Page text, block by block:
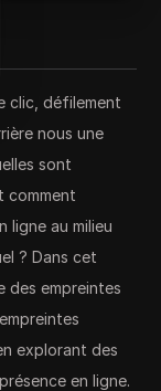
clic, défilement
nous une
sont
comment
ligne au milieu
? Dans cet
des empreintes
explorant des
en ligne.